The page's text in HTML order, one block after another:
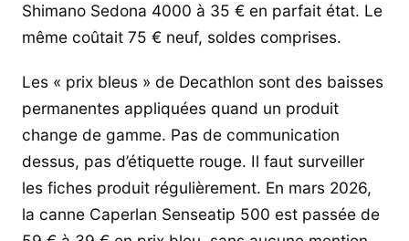
Shimano Sedona 4000 à 35 € en parfait état. Le
même coûtait 75 € neuf, soldes comprises.
Les « prix bleus » de Decathlon sont des baisses
permanentes appliquées quand un produit
change de gamme. Pas de communication
dessus, pas d’étiquette rouge. Il faut surveiller
les fiches produit régulièrement. En mars 2026,
la canne Caperlan Senseatip 500 est passée de